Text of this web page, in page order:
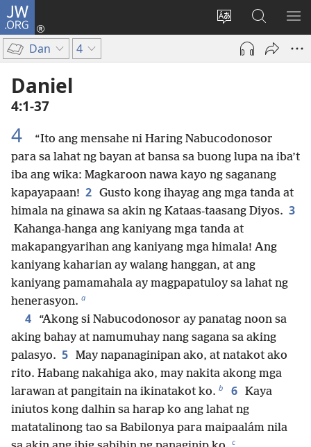
JW.ORG
Baguhin
ang
wika
Mag-
log
sa
JW.ORG
Dan 4
Daniel
4:1-37
4
“Ito ang mensahe ni Haring Nabucodonosor
para sa lahat ng bayan at bansa sa buong lupa na iba’t
iba ang wika: Magkaroon nawa kayo ng saganang
kapayapaan! 2 Gusto kong ihayag ang mga tanda at
himala na ginawa sa akin ng Kataas-taasang Diyos. 3
Kahanga-hanga ang kaniyang mga tanda at
makapangyarihan ang kaniyang mga himala! Ang
kaniyang kaharian ay walang hanggan, at ang
kaniyang pamamahala ay magpapatuloy sa lahat ng
henerasyon. a
4
“Akong si Nabucodonosor ay panatag noon sa
aking bahay at namumuhay nang sagana sa aking
palasyo. 5 May napanaginipan ako, at natakot ako
rito. Habang nakahiga ako, may nakita akong mga
larawan at pangitain na ikinatakot ko. b 6 Kaya
iniutos kong dalhin sa harap ko ang lahat ng
matatalinong tao sa Babilonya para maipaalám nila
c